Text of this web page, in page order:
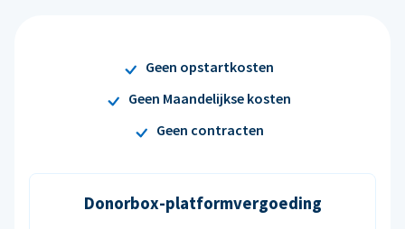
Geen opstartkosten
Geen Maandelijkse kosten
Geen contracten
Donorbox-platformvergoeding